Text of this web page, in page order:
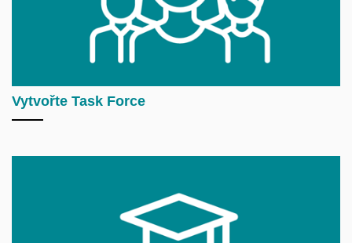
Vytvořte Task Force